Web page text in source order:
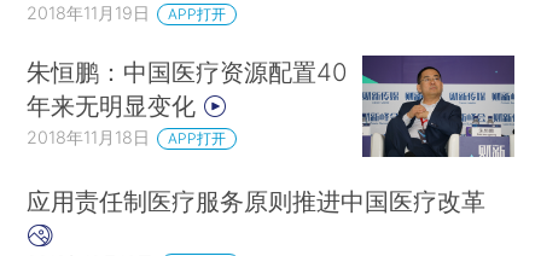
2018年11月19日 APP打开
朱恒鹏：中国医疗资源配置40
年来无明显变化
2018年11月18日 APP打开
应用责任制医疗服务原则推进中国医疗改革